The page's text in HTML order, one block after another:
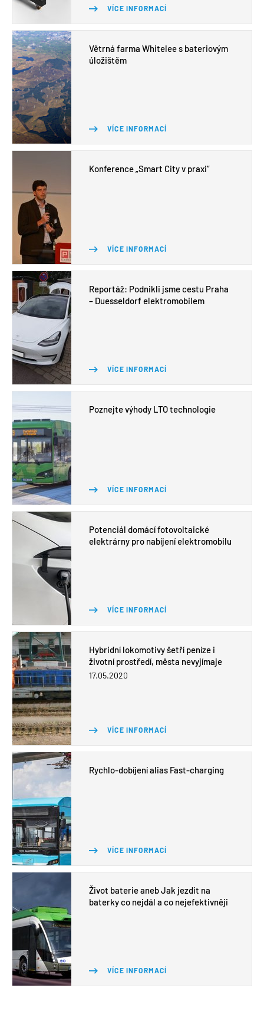
VÍCE INFORMACÍ
Větrná farma Whitelee s bateriovým
úložištěm
VÍCE INFORMACÍ
Konference „Smart City v praxi“
VÍCE INFORMACÍ
Reportáž: Podnikli jsme cestu Praha
– Duesseldorf elektromobilem
VÍCE INFORMACÍ
Poznejte výhody LTO technologie
VÍCE INFORMACÍ
Potenciál domácí fotovoltaické
elektrárny pro nabíjení elektromobilu
VÍCE INFORMACÍ
Hybridní lokomotivy šetří peníze i
životní prostředí, města nevyjímaje
17.05.2020
VÍCE INFORMACÍ
Rychlo-dobíjení alias Fast-charging
VÍCE INFORMACÍ
Život baterie aneb Jak jezdit na
baterky co nejdál a co nejefektivněji
VÍCE INFORMACÍ